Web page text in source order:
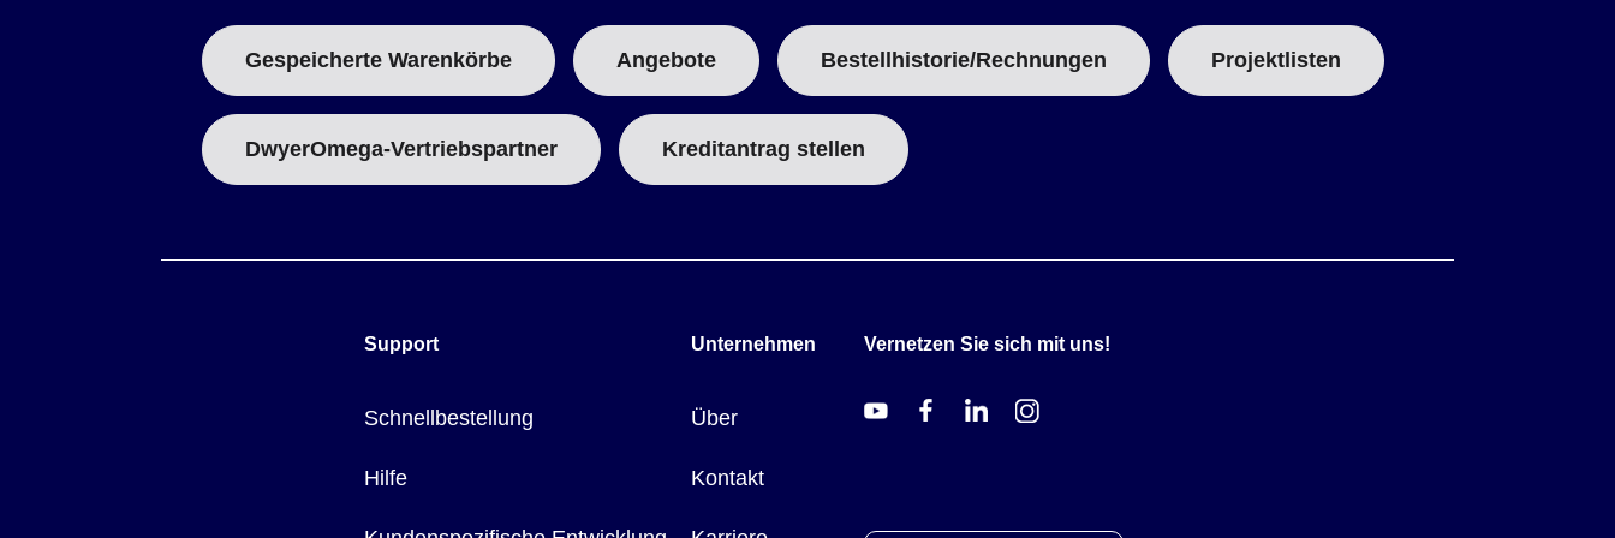
Gespeicherte Warenkörbe Angebote Bestellhistorie/Rechnungen Projektlisten
DwyerOmega-Vertriebspartner Kreditantrag stellen
Support
Schnellbestellung
Hilfe
Unternehmen
Über
Kontakt
Vernetzen Sie sich mit uns!